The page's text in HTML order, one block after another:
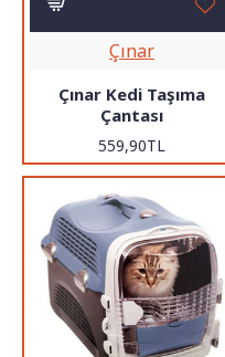
Çınar
Çınar Kedi Taşıma
Çantası
559,90TL